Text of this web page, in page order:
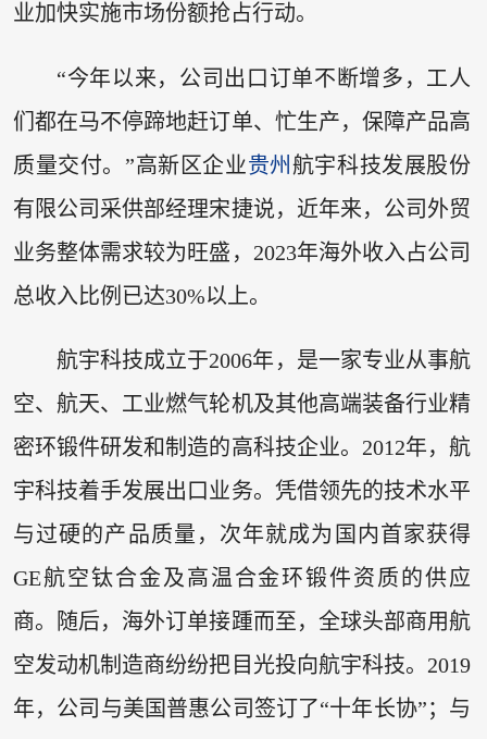
业加快实施市场份额抢占行动。
“今年以来，公司出口订单不断增多，工人
们都在马不停蹄地赶订单、忙生产，保障产品高
质量交付。”高新区企业贵州 航宇科技发展股份
有限公司采供部经理宋捷说，近年来，公司外贸
业务整体需求较为旺盛，2023年海外收入占公司
总收入比例已达30%以上。
航宇科技成立于2006年，是一家专业从事航
空、航天、工业燃气轮机及其他高端装备行业精
密环锻件研发和制造的高科技企业。2012年，航
宇科技着手发展出口业务。凭借领先的技术水平
与过硬的产品质量，次年就成为国内首家获得
GE航空钛合金及高温合金环锻件资质的供应
商。随后，海外订单接踵而至，全球头部商用航
空发动机制造商纷纷把目光投向航宇科技。2019
年，公司与美国普惠公司签订了“十年长协”；与